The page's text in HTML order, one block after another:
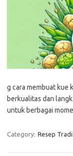
g cara membuat kue
berkualitas dan
untuk berbagai
Category: Resep